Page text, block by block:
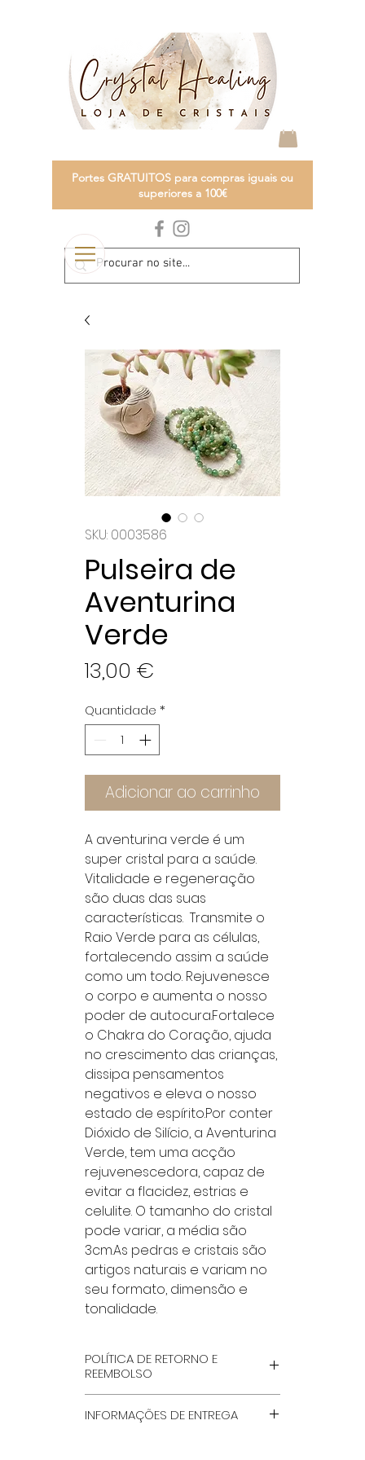
Portes GRATUITOS para compras iguais ou
superiores a 100€
SKU: 0003586
Pulseira de
Aventurina
Verde
13,00 €
Quantidade *
Adicionar ao carrinho
A aventurina verde é um
super cristal para a saúde.
Vitalidade e regeneração
são duas das suas
características.  Transmite o
Raio Verde para as células,
fortalecendo assim a saúde
como um todo. Rejuvenesce
o corpo e aumenta o nosso
poder de autocura.Fortalece
o Chakra do Coração, ajuda
no crescimento das crianças,
dissipa pensamentos
negativos e eleva o nosso
estado de espírito.Por conter
Dióxido de Silício, a Aventurina
Verde, tem uma acção
rejuvenescedora, capaz de
evitar a flacidez, estrias e
celulite. O tamanho do cristal
pode variar, a média são
3cm.As pedras e cristais são
artigos naturais e variam no
seu formato, dimensão e
tonalidade.
POLÍTICA DE RETORNO E
REEMBOLSO
PÁGINA ''TERMOS GERAIS E
INFORMAÇÕES DE ENTREGA